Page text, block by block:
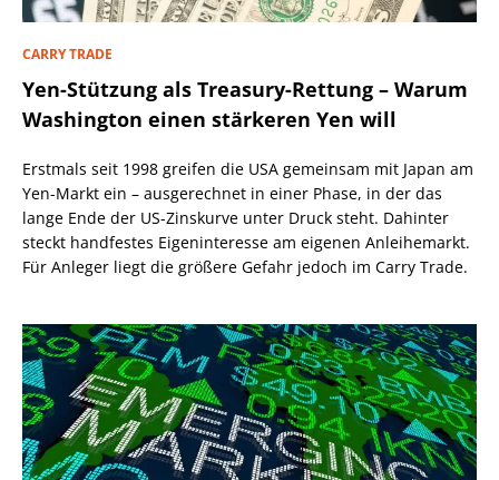
CARRY TRADE
Yen-Stützung als Treasury-Rettung – Warum
Washington einen stärkeren Yen will
Erstmals seit 1998 greifen die USA gemeinsam mit Japan am
Yen-Markt ein – ausgerechnet in einer Phase, in der das
lange Ende der US-Zinskurve unter Druck steht. Dahinter
steckt handfestes Eigeninteresse am eigenen Anleihemarkt.
Für Anleger liegt die größere Gefahr jedoch im Carry Trade.